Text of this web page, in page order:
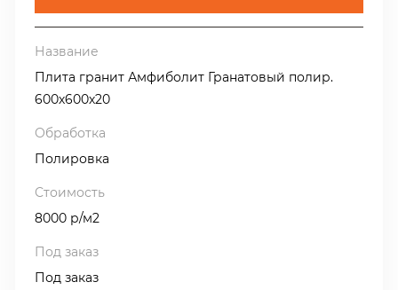
Плита гранит Амфиболит Гранатовый полир.
600х600х20
Полировка
8000 р/м2
Под заказ